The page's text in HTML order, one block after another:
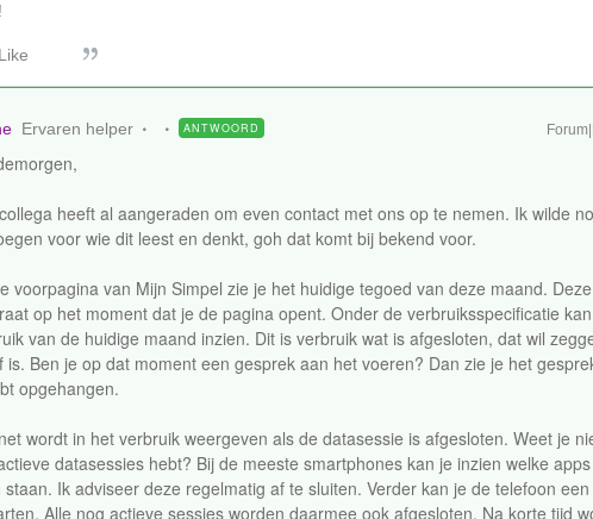
Like
Ervaren helper ANTWOORD
heeft al aangeraden om even contact met ons op te nemen. Ik wilde
voor wie dit leest en denkt, goh dat komt bij bekend voor.
voorpagina van Mijn Simpel zie je het huidige tegoed van deze maand.
op het moment dat je de pagina opent. Onder de verbruiksspecificatie
van de huidige maand inzien. Dit is verbruik wat is afgesloten, dat wil
is. Ben je op dat moment een gesprek aan het voeren? Dan zie je het
opgehangen.
wordt in het verbruik weergeven als de datasessie is afgesloten. Weet je
datasessies hebt? Bij de meeste smartphones kan je inzien welke
staan. Ik adviseer deze regelmatig af te sluiten. Verder kan je de telefoon
Alle nog actieve sessies worden daarmee ook afgesloten. Na korte tijd